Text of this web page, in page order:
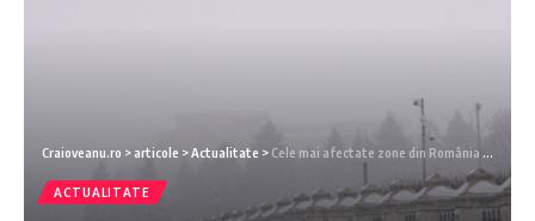
Craioveanu.ro >articole >Actualitate > Cele mai afectate zone din România de vremea capricioasă
ACTUALITATE